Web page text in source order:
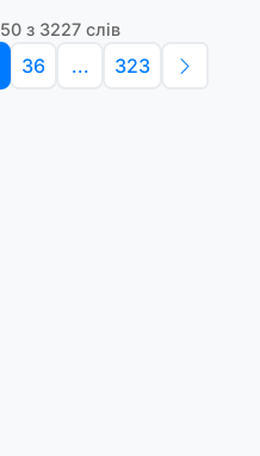
з 3227 слів
36 ... 323